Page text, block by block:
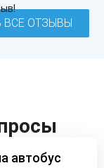
ВСЕ ОТЗЫВЫ
автобус